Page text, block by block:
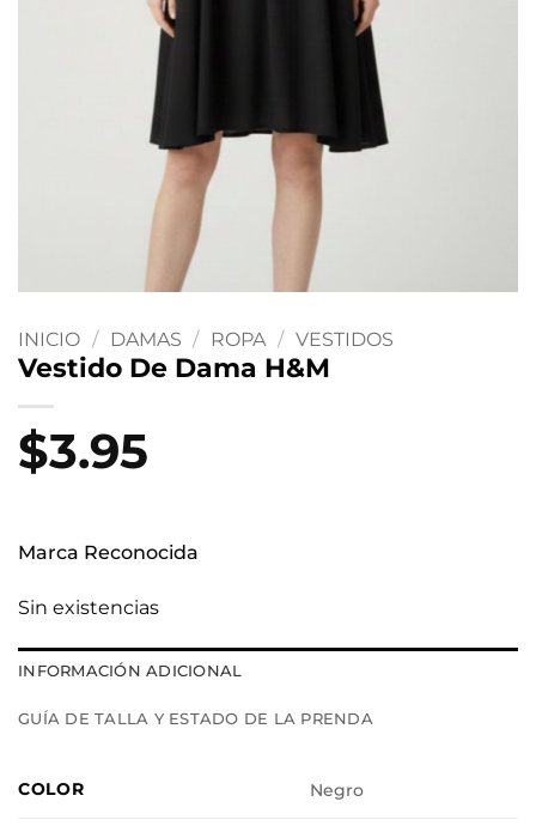
INICIO / DAMAS / ROPA / VESTIDOS
Vestido De Dama H&M
$3.95
Marca Reconocida
Sin existencias
INFORMACIÓN ADICIONAL
GUÍA DE TALLA Y ESTADO DE LA PRENDA
COLOR Negro